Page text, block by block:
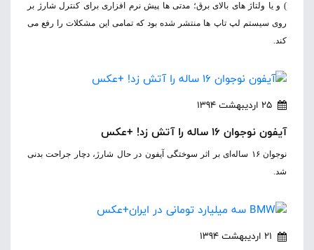
) و یا ولتاژ های بالای برق؛ مدتی ها پیش نرم افزاری برای کنترل شارژ بر
روی سیستم لپ تاپ ها منتشر شده بود که تمامی این مشکلات را رفع می
کند.
25 اردیبهشت 1394
آیفون نوجوان 16 ساله را آتش زد! +عکس
نوجوان ۱۶ ساله‌ای بر اثر سوختگی آیفون در حال شارژ، دچار جراحت بدنی
شد.
21 اردیبهشت 1394